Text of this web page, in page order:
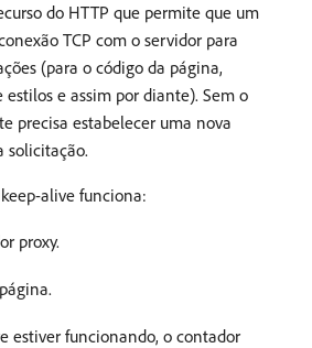
do HTTP que permite que um
TCP com o servidor para
(para o código da página,
estilos e assim por diante). Sem o
precisa estabelecer uma nova
solicitação.
alive funciona:
proxy.
estiver funcionando, o contador